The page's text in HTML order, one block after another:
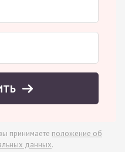
принимаете положение об
данных.